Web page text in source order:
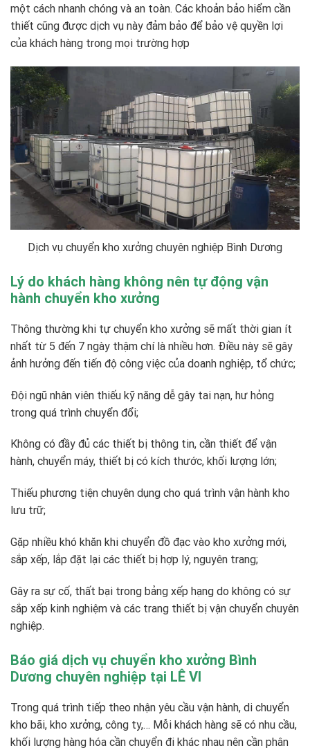
một cách nhanh chóng và an toàn. Các khoản bảo hiểm cần
thiết cũng được dịch vụ này đảm bảo để bảo vệ quyền lợi
của khách hàng trong mọi trường hợp
Dịch vụ chuyển kho xưởng chuyên nghiệp Bình Dương
Lý do khách hàng không nên tự động vận
hành chuyển kho xưởng
Thông thường khi tự chuyển kho xưởng sẽ mất thời gian ít
nhất từ ​​5 đến 7 ngày thậm chí là nhiều hơn. Điều này sẽ gây
ảnh hưởng đến tiến độ công việc của doanh nghiệp, tổ chức;
Đội ngũ nhân viên thiếu kỹ năng dễ gây tai nạn, hư hỏng
trong quá trình chuyển đổi;
Không có đầy đủ các thiết bị thông tin, cần thiết để vận
hành, chuyển máy, thiết bị có kích thước, khối lượng lớn;
Thiếu phương tiện chuyên dụng cho quá trình vận hành kho
lưu trữ;
Gặp nhiều khó khăn khi chuyển đồ đạc vào kho xưởng mới,
sắp xếp, lắp đặt lại các thiết bị hợp lý, nguyên trang;
Gây ra sự cố, thất bại trong bảng xếp hạng do không có sự
sắp xếp kinh nghiệm và các trang thiết bị vận chuyển chuyên
nghiệp.
Báo giá dịch vụ chuyển kho xưởng Bình
Dương chuyên nghiệp tại LÊ VI
Trong quá trình tiếp theo nhận yêu cầu vận hành, di chuyển
kho bãi, kho xưởng, công ty,… Mỗi khách hàng sẽ có nhu cầu,
khối lượng hàng hóa cần chuyển đi khác nhau nên cần phân